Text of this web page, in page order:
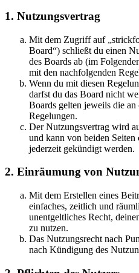
1. Nutzungsvertrag
Mit dem Zugriff auf
Board“) schließt du einen
des Boards ab (im
mit den nachfolgenden
Wenn du mit diesen
darfst du das Board nicht
Boards gelten jeweils die
Regelungen.
Der Nutzungsvertrag wird
und kann von beiden
jederzeit gekündigt werden.
2. Einräumung von
Mit dem Erstellen eines
einfaches, zeitlich und
unentgeltliches Recht,
zu nutzen.
Das Nutzungsrecht nach
nach Kündigung des